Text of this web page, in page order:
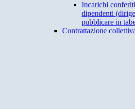
Incarichi
dipendenti
pubblicare in
Contrattazione